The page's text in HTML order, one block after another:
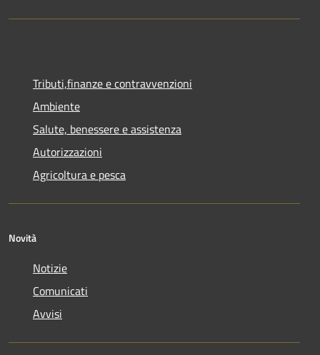
Tributi,finanze e contravvenzioni
Ambiente
Salute, benessere e assistenza
Autorizzazioni
Agricoltura e pesca
Novità
Notizie
Comunicati
Avvisi